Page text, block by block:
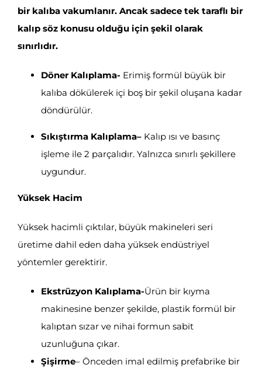
bir kalıba vakumlanır. Ancak sadece tek taraflı bir
kalıp söz konusu olduğu için şekil olarak
sınırlıdır.
Döner Kalıplama- Erimiş formül büyük bir
kalıba dökülerek içi boş bir şekil oluşana kadar
döndürülür.
Sıkıştırma Kalıplama–Kalıp ısı ve basınç
işleme ile 2 parçalıdır. Yalnızca sınırlı şekillere
uygundur.
Yüksek Hacim
Yüksek hacimli çıktılar, büyük makineleri seri
üretime dahil eden daha yüksek endüstriyel
yöntemler gerektirir.
Ekstrüzyon Kalıplama-Ürün bir kıyma
makinesine benzer şekilde, plastik formül bir
kalıptan sızar ve nihai formun sabit
uzunluğuna çıkar.
Şişirme– Önceden imal edilmiş prefabrike bir